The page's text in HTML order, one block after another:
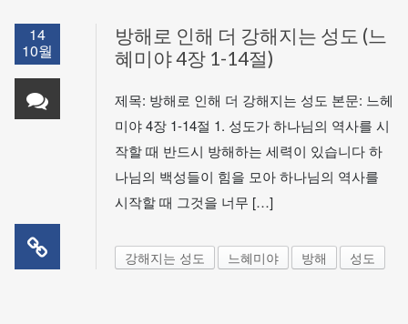
14
10월
방해로 인해 더 강해지는 성도 (느
혜미야 4장 1-14절)
제목: 방해로 인해 더 강해지는 성도 본문: 느헤
미야 4장 1-14절 1. 성도가 하나님의 역사를 시
작할 때 반드시 방해하는 세력이 있습니다 하
나님의 백성들이 힘을 모아 하나님의 역사를
시작할 때 그것을 너무 […]
강해지는 성도 느혜미야 방해 성도